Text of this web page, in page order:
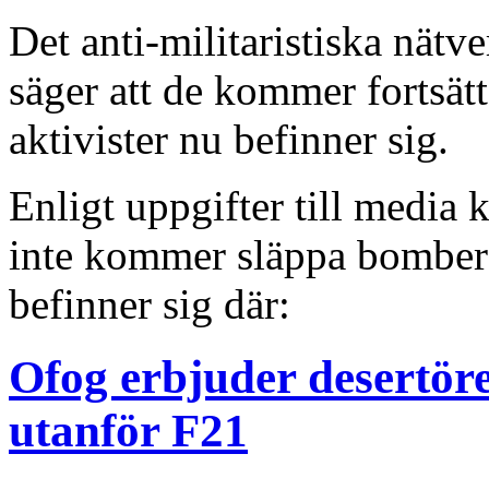
Det anti-militaristiska
säger att de kommer
aktivister nu befinner sig.
Enligt uppgifter till media
inte kommer släppa
befinner sig där:
Ofog erbjuder
utanför F21